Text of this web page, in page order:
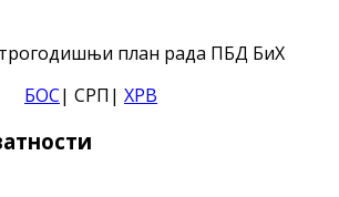
план рада ПБД БиХ
БОС| СРП| ХРВ